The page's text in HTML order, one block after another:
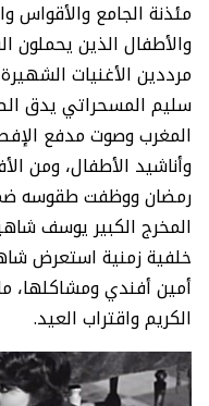
مئذنة الجامع
والأطفال الذين يحملون
مرددين الأغنيات
سليم المسحراتي يدق
المغرب وصوت مدفع
وأناشيد الأطفال، ومن
رمضان ووظفت طقوسه ضمن
المخرج الكبير يوسف
خلفية زمنية استعرض
أمين أفندي ومشاكلها،
الكريم واقتراب العيد.